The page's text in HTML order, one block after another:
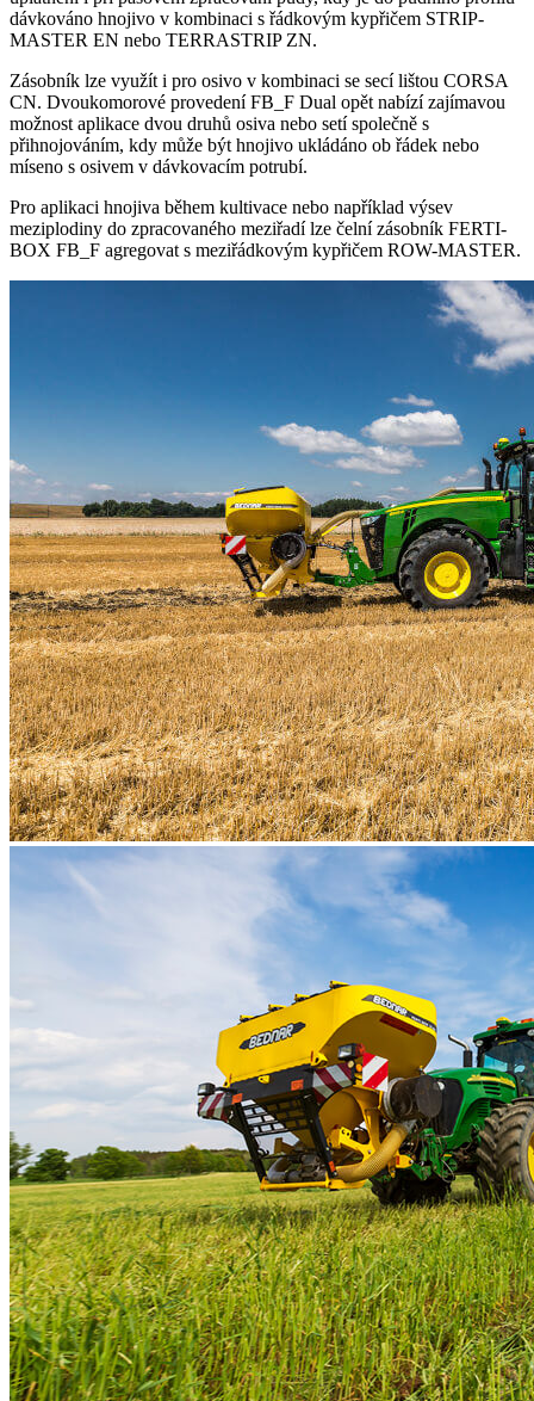
dávkováno hnojivo v kombinaci s řádkovým kypřičem STRIP-
MASTER EN nebo TERRASTRIP ZN.
Zásobník lze využít i pro osivo v kombinaci se secí lištou CORSA
CN. Dvoukomorové provedení FB_F Dual opět nabízí zajímavou
možnost aplikace dvou druhů osiva nebo setí společně s
přihnojováním, kdy může být hnojivo ukládáno ob řádek nebo
míseno s osivem v dávkovacím potrubí.
Pro aplikaci hnojiva během kultivace nebo například výsev
meziplodiny do zpracovaného meziřadí lze čelní zásobník FERTI-
BOX FB_F agregovat s meziřádkovým kypřičem ROW-MASTER.